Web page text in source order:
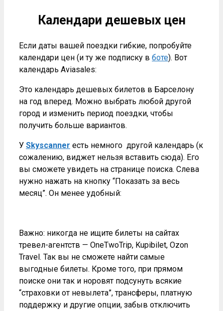
Календари дешевых цен
Если даты вашей поездки гибкие, попробуйте
календари цен (и ту же подписку в боте). Вот
календарь Aviasales:
Это календарь дешевых билетов в Барселону
на год вперед. Можно выбрать любой другой
город и изменить период поездки, чтобы
получить больше вариантов.
У Skyscanner есть немного другой календарь (к
сожалению, виджет нельзя вставить сюда). Его
вы сможете увидеть на странице поиска. Слева
нужно нажать на кнопку “Показать за весь
месяц”. Он менее удобный:
Важно: никогда не ищите билеты на сайтах
тревел-агентств — OneTwoTrip, Kupibilet, Ozon
Travel. Так вы не сможете найти самые
выгодные билеты. Кроме того, при прямом
поиске они так и норовят подсунуть всякие
“страховки от невылета”, трансферы, платную
поддержку и другие опции, забыв отключить